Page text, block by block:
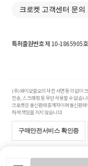
크로켓 고객센터 문의
특허출원번호제 10-1865905호
(주)와이오엘오의 사전 서면 동의 없이
전송, 스크래핑 등 무단 사용할 수 없습니
크로켓은 통신판매중개자이며 통신판
하여 책임을 지지 않습니다.
구매안전서비스 확인증